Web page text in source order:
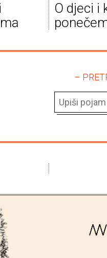
O djeci i
–